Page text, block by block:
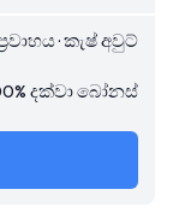
· කැෂ් අවුට්
දක්වා බෝනස්